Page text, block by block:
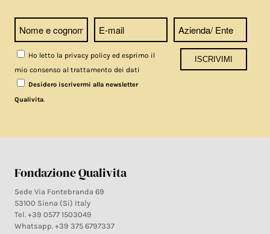
Ho letto la privacy policy ed esprimo il
mio consenso al trattamento dei dati
Desidero iscrivermi alla newsletter
Qualivita.
Fondazione Qualivita
Sede Via Fontebranda 69
53100 Siena (Si) Italy
Tel. +39 0577 1503049
Whatsapp. +39 375 6797337